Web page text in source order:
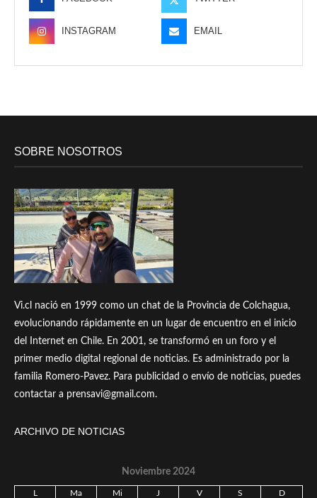
INSTAGRAM EMAIL
SOBRE NOSOTROS
Vi.cl nació en 1999 como un chat de la Provincia de Colchagua,
evolucionando rápidamente en un lugar de encuentro en el inicio
del Internet en Chile. En 2001, se transformó en un foro y el
primer medio digital regional de noticias. Es administrado por la
familia Romero-Pavez. Para publicidad o envío de noticias, puedes
contactar a prensavi@gmail.com.
ARCHIVO DE NOTICIAS
Noviembre 2024
L Ma Mi J V S D